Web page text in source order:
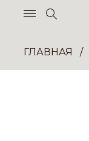
ГЛАВНАЯ